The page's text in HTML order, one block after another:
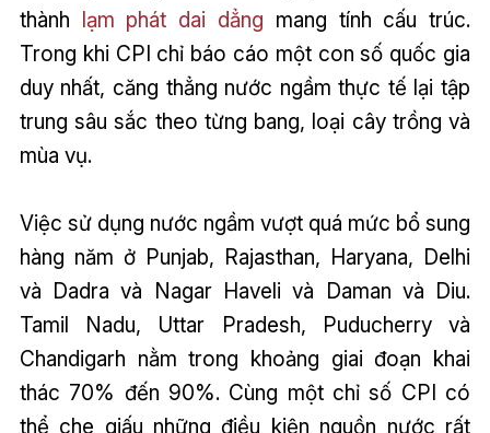
thành lạm phát dai dẳng mang tính cấu trúc.
Trong khi CPI chỉ báo cáo một con số quốc gia
duy nhất, căng thẳng nước ngầm thực tế lại tập
trung sâu sắc theo từng bang, loại cây trồng và
mùa vụ.
Việc sử dụng nước ngầm vượt quá mức bổ sung
hàng năm ở Punjab, Rajasthan, Haryana, Delhi
và Dadra và Nagar Haveli và Daman và Diu.
Tamil Nadu, Uttar Pradesh, Puducherry và
Chandigarh nằm trong khoảng giai đoạn khai
thác 70% đến 90%. Cùng một chỉ số CPI có
thể che giấu những điều kiện nguồn nước rất